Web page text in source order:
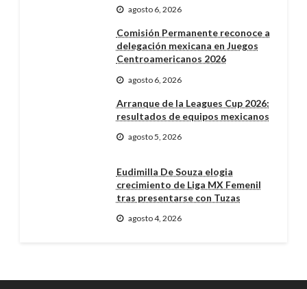
agosto 6, 2026
Comisión Permanente reconoce a
delegación mexicana en Juegos
Centroamericanos 2026
agosto 6, 2026
Arranque de la Leagues Cup 2026:
resultados de equipos mexicanos
agosto 5, 2026
Eudimilla De Souza elogia
crecimiento de Liga MX Femenil
tras presentarse con Tuzas
agosto 4, 2026